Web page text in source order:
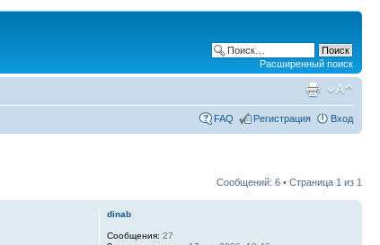
Расширенный поиск
FAQ Регистрация Вход
Сообщений: 6 • Страница 1 из 1
dinab
Сообщения: 27